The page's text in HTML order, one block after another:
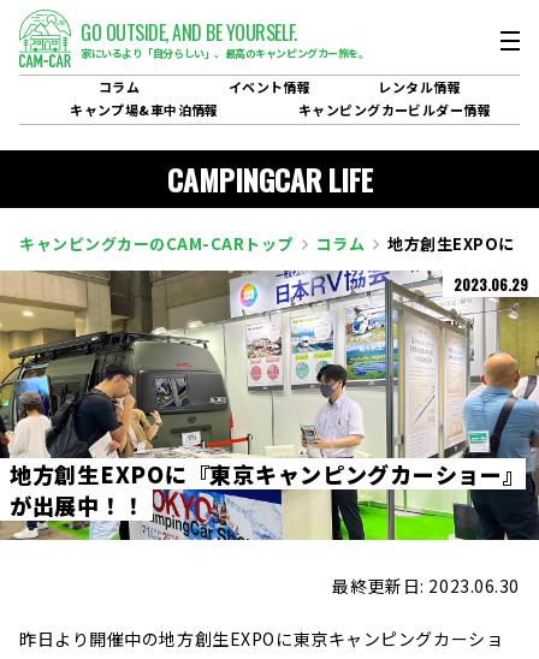
GO OUTSIDE,AND BE YOURSELF.
家にいるより「自分らしい」、 最高のキャンピングカー旅を。
コラム イベント情報 レンタル情報
キャンプ場&車中泊情報 キャンピングカービルダー情報
CAMPINGCAR LIFE
キャンピングカーのCAM-CARトップ コラム 地方創生EXPOに『
2023.06.29
地方創生EXPOに 『東京キャンピングカーショー』
が出展中 ！ ！
最終更新日: 2023.06.30
昨日より開催中の地方創生EXPOに東京キャンピングカーショ